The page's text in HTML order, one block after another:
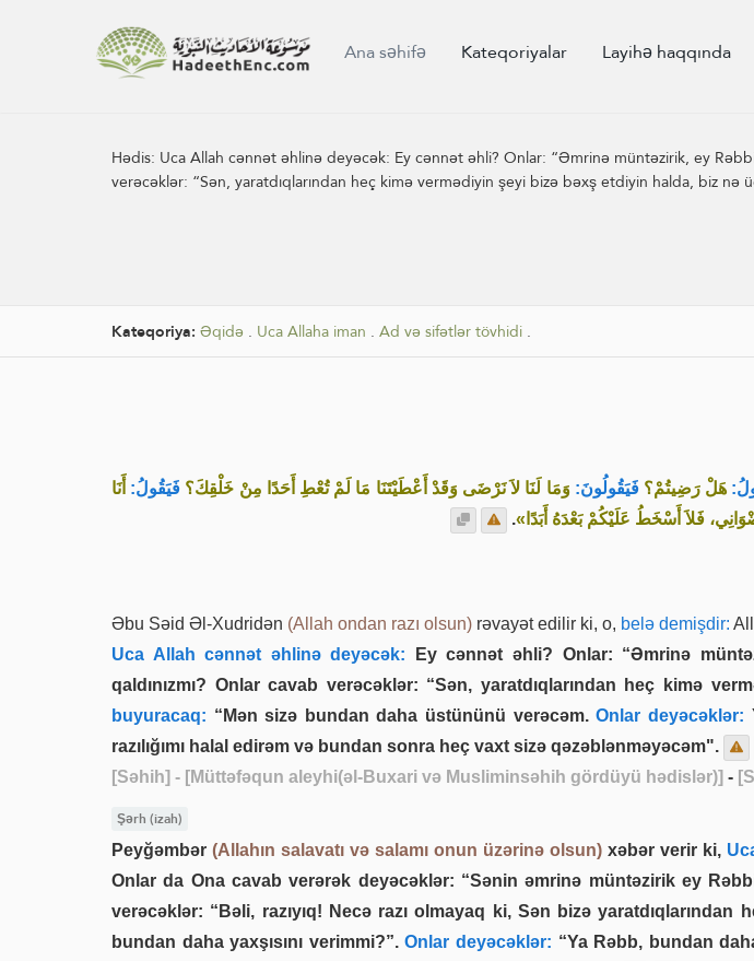
Ana səhifə Kateqoriyalar Layihə haqqında
Hədis: Uca Allah cənnət əhlinə deyəcək: Ey cənnət əhli? Onlar: “Əmrinə müntəzirik, ey
verəcəklər: “Sən, yaratdıqlarından heç kimə vermədiyin şeyi bizə bəxş etdiyin halda, biz nə
Kateqoriya: Əqidə . Uca Allaha iman . Ad və sifətlər tövhidi .
هَلْ رَضِيتُمْ؟ فَيَقُولُونَ: وَمَا لَنَا لاَ نَرْضَى وَقَدْ أَعْطَيْتَنَا مَا لَمْ تُعْطِ أَحَدًا مِنْ خَلْقِكَ؟ فَيَقُولُ: أَنَا
فَلاَ أَسْخَطُ عَلَيْكُمْ بَعْدَهُ أَبَدًا».
Əbu Səid Əl-Xudridən (Allah ondan razı olsun) rəvayət edilir ki, o, belə demişdir:
Uca Allah cənnət əhlinə deyəcək: Ey cənnət əhli? Onlar: “Əmrinə
qaldınızmı? Onlar cavab verəcəklər: “Sən, yaratdıqlarından heç kimə
buyuracaq: “Mən sizə bundan daha üstününü verəcəm.Onlar deyəcəklər:
razılığımı halal edirəm və bundan sonra heç vaxt sizə qəzəblənməyəcəm".
[Səhih] - [Müttəfəqun aleyhi(əl-Buxari və Musliminsəhih gördüyü hədislər)] -
Şərh (izah)
Peyğəmbər (Allahın salavatı və salamı onun üzərinə olsun)xəbər verir ki,
Onlar da Ona cavab verərək deyəcəklər: “Sənin əmrinə müntəzirik ey
verəcəklər: “Bəli, razıyıq! Necə razı olmayaq ki, Sən bizə
bundan daha yaxşısını verimmi?”.Onlar deyəcəklər: “Ya Rəbb, bundan